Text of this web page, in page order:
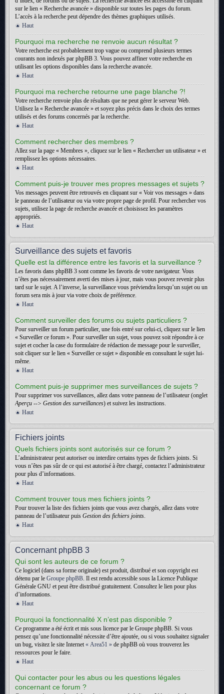
sur le lien « Recherche avancée » disponible sur toutes les pages du forum.
L’accès à la recherche peut dépendre des thèmes graphiques utilisés.
Haut
Pourquoi ma recherche ne renvoie aucun résultat ?
Votre recherche est probablement trop vague ou comprend plusieurs termes
courants non indexés par phpBB 3. Vous pouvez affiner votre recherche en
utilisant les options disponibles dans la recherche avancée.
Haut
Pourquoi ma recherche retourne une page blanche ?!
Votre recherche renvoie plus de résultats que ne peut gérer le serveur Web.
Utilisez la « Recherche avancée » et soyez plus précis dans le choix des termes
utilisés et des forums concernés par la recherche.
Haut
Comment rechercher des membres ?
Allez sur la page « Membres », cliquez sur le lien « Rechercher un utilisateur » et
remplissez les options nécessaires.
Haut
Comment puis-je trouver mes propres messages et sujets ?
Vos messages peuvent être retrouvés en cliquant sur « Voir vos messages » dans
le panneau de l’utilisateur ou via votre propre page de profil. Pour rechercher vos
sujets, utilisez la page de recherche avancée et choisissez les paramètres
appropriés.
Haut
Surveillance des sujets et favoris
Quelle est la différence entre les favoris et la surveillance ?
Les favoris dans phpBB 3 sont comme les favoris de votre navigateur. Vous
n’êtes pas nécessairement averti des mises à jour, mais vous pouvez revenir plus
tard sur le sujet. A l’inverse, la surveillance vous préviendra lorsqu’un sujet ou un
forum sera mis à jour via votre choix de préférence.
Haut
Comment surveiller des forums ou sujets particuliers ?
Pour surveiller un forum particulier, une fois entré sur celui-ci, cliquez sur le lien
« Surveiller ce forum ». Pour surveiller un sujet, vous pouvez soit répondre à ce
sujet et cocher la case du formulaire de rédaction de message pour le surveiller,
soit cliquer sur le lien « Surveiller ce sujet » disponible en consultant le sujet lui-
même.
Haut
Comment puis-je supprimer mes surveillances de sujets ?
Pour supprimer vos surveillances, allez dans votre panneau de l’utilisateur (onglet
Aperçu --> Gestion des surveillances) et suivez les instructions.
Haut
Fichiers joints
Quels fichiers joints sont autorisés sur ce forum ?
L’administrateur peut autoriser ou interdire certains types de fichiers joints. Si
vous n’êtes pas sûr de ce qui est autorisé à être chargé, contactez l’administrateur
pour plus d’informations.
Haut
Comment trouver tous mes fichiers joints ?
Pour trouver la liste des fichiers joints que vous avez chargés, allez dans votre
panneau de l’utilisateur puis Gestion des fichiers joints.
Haut
Concernant phpBB 3
Qui sont les auteurs de ce forum ?
Ce logiciel (dans sa forme originale) est produit, distribué et son copyright est
détenu par le Groupe phpBB. Il est rendu accessible sous la Licence Publique
Générale GNU et peut être distribué gratuitement. Consultez le lien pour plus
d’informations.
Haut
Pourquoi la fonctionnalité X n’est pas disponible ?
Ce programme a été écrit et mis sous licence par le Groupe phpBB. Si vous
pensez qu’une fonctionnalité nécessite d’être ajoutée, ou si vous souhaitez signaler
un bug, visitez le site Internet« Area51 » de phpBB où vous trouverez les
ressources pour le faire.
Haut
Qui contacter pour les abus ou les questions légales
concernant ce forum ?